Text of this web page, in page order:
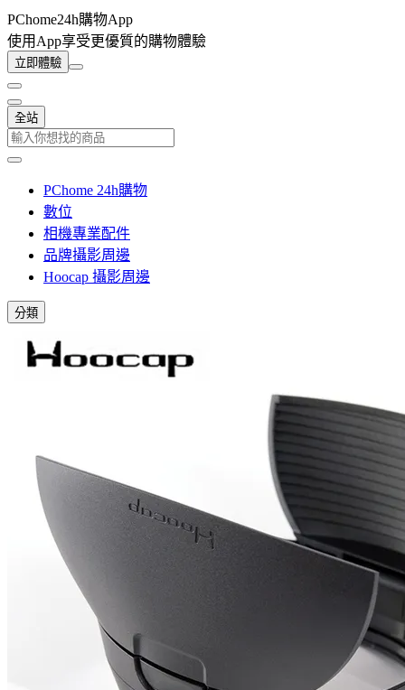
PChome24h購物App
使用App享受更優質的購物體驗
立即體驗
全站
PChome 24h購物
數位
相機專業配件
品牌攝影周邊
Hoocap 攝影周邊
分類